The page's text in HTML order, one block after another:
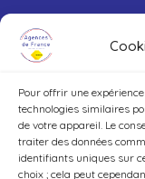
Pour offrir une
technologies similaires
de votre appareil. Le
traiter des données
identifiants uniques sur
choix ; cela peut
VILLE
TYPE DE
DÉCOUVRIR